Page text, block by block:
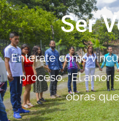
Ser
Enterate como
proceso. “El amor
obras